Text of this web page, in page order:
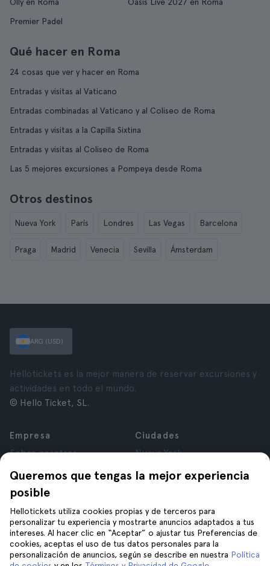
Premier Padel
Qué hacer en Roma
24 cosas que ver y hacer en Roma
Entradas y visitas al Vaticano
Entradas combinadas al Vaticano y al Coliseo de Roma
Entradas y visitas a la Capilla Sixtina
Entradas y visitas al Coliseo de Roma
Las 5 mejores excursiones a Pompeya desde Roma
Otros destinos
Nueva York París Londres Las Vegas Barcelona
Praga Madrid Venecia Sevilla Ámsterdam
Queremos que tengas la mejor experiencia
posible
Hellotickets utiliza cookies propias y de terceros para
personalizar tu experiencia y mostrarte anuncios adaptados a tus
intereses. Al hacer clic en “Aceptar” o ajustar tus Preferencias de
cookies, aceptas el uso de tus datos personales para la
personalización de anuncios, según se describe en nuestra Política
ARG (USD)
Hellotickets es la mejor manera de reservar excursiones y
actividades en todo el mundo.
© Hello Ticket, SL.
Empresa
Sobre nosotros
Afiliados
Opiniones
Privacidad
Términos y Condiciones
Aviso Legal
Cookies
Ciudades
Nueva York
París
Granada
Cracovia
Tenerife